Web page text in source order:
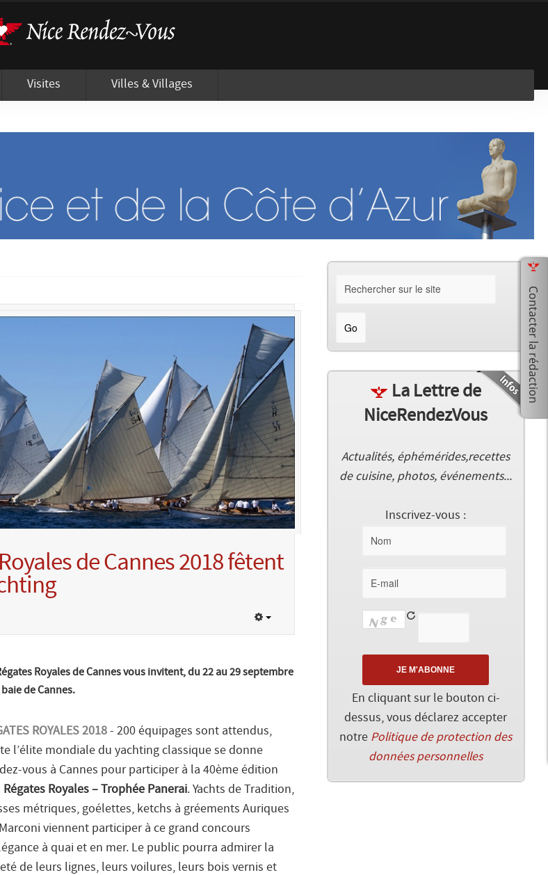
Visites Villes & Villages
de Cannes 2018 fêtent
Royales de Cannes vous invitent, du 22 au 29 septembre
de Cannes.
ROYALES 2018 - 200 équipages sont attendus,
l’élite mondiale du yachting classique se donne
vous à Cannes pour participer à la 40ème édition
Régates Royales – Trophée Panerai. Yachts de Tradition,
métriques, goélettes, ketchs à gréements Auriques
viennent participer à ce grand concours
à quai et en mer. Le public pourra admirer la
de leurs lignes, leurs voilures, leurs bois vernis et
La Lettre de
NiceRendezVous
Actualités, éphémérides,recettes
de cuisine, photos, événements...
Inscrivez-vous :
En cliquant sur le bouton ci-
dessus, vous déclarez accepter
notre Politique de protection des
données personnelles